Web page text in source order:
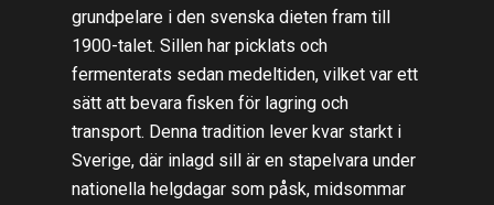
grundpelare i den svenska dieten fram till
1900-talet. Sillen har picklats och
fermenterats sedan medeltiden, vilket var ett
sätt att bevara fisken för lagring och
transport. Denna tradition lever kvar starkt i
Sverige, där inlagd sill är en stapelvara under
nationella helgdagar som påsk, midsommar